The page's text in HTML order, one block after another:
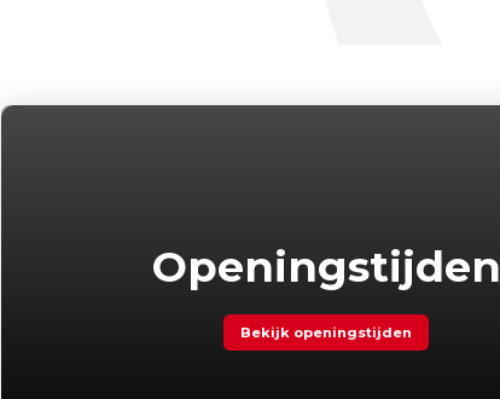
Openingstijden
Bekijk openingstijden